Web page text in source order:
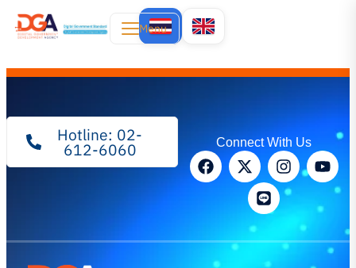
Menu
Hotline: 02-
612-6060 Connect With Us